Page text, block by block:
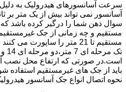
سرعت آسانسورهای هیدرولیک به
آسانسور نمی تواند بیش از یک متر بر
سوال ذهن شما را درگیر کرده باشد
مستقیم و چه زمانی از جک
مستقیم تا 21 متر را ساپورت
باید از جک های غیرمستقیم استفاده
نحوه اتصال انواع جک آسانسور